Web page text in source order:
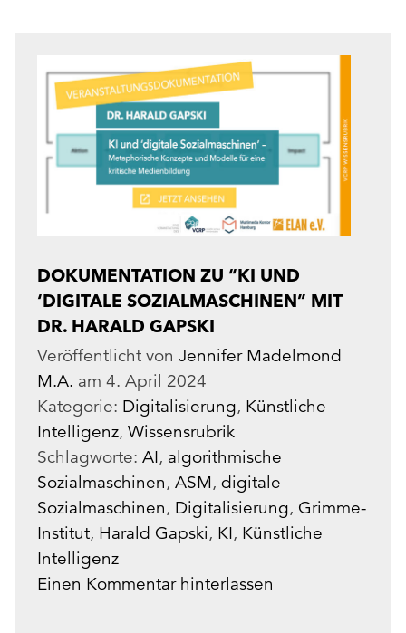
DOKUMENTATION ZU “KI UND
‘DIGITALE SOZIALMASCHINEN” MIT
DR. HARALD GAPSKI
Veröffentlicht von Jennifer Madelmond
M.A. am 4. April 2024
Kategorie: Digitalisierung, Künstliche
Intelligenz, Wissensrubrik
Schlagworte: AI, algorithmische
Sozialmaschinen, ASM, digitale
Sozialmaschinen, Digitalisierung, Grimme-
Institut, Harald Gapski, KI, Künstliche
Intelligenz
Einen Kommentar hinterlassen